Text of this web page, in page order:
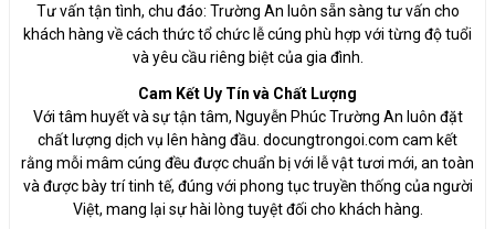
Tư vấn tận tình, chu đáo: Trường An luôn sẵn sàng tư vấn cho
khách hàng về cách thức tổ chức lễ cúng phù hợp với từng độ tuổi
và yêu cầu riêng biệt của gia đình.
Cam Kết Uy Tín và Chất Lượng
Với tâm huyết và sự tận tâm, Nguyễn Phúc Trường An luôn đặt
chất lượng dịch vụ lên hàng đầu. docungtrongoi.com cam kết
rằng mỗi mâm cúng đều được chuẩn bị với lễ vật tươi mới, an toàn
và được bày trí tinh tế, đúng với phong tục truyền thống của người
Việt, mang lại sự hài lòng tuyệt đối cho khách hàng.